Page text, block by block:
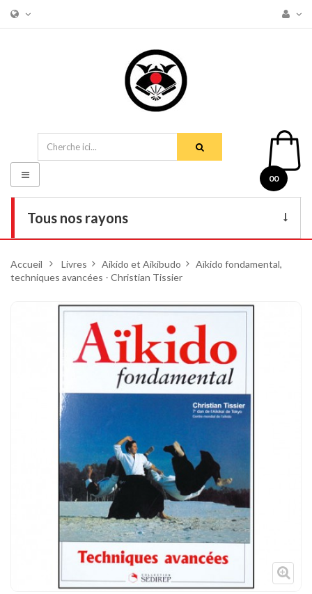
00
Tous nos rayons
DVD
Armes
Chaussures
Cible de frappe
Condition physique
Accessoires
Tatamis
Décoration
Voir plus
Basculer
la
navigation
Accueil > Livres > Aikido et Aikibudo > Aïkido fondamental,
techniques avancées - Christian Tissier